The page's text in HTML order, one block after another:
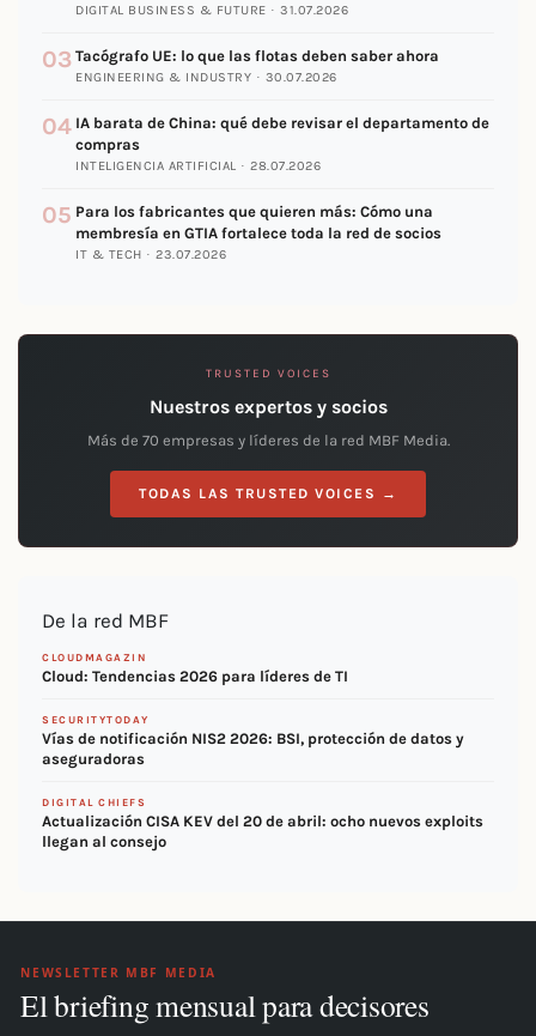
DIGITAL BUSINESS & FUTURE · 31.07.2026
03 Tacógrafo UE: lo que las flotas deben saber ahora
ENGINEERING & INDUSTRY · 30.07.2026
04 IA barata de China: qué debe revisar el departamento de
compras
INTELIGENCIA ARTIFICIAL · 28.07.2026
05 Para los fabricantes que quieren más: Cómo una
membresía en GTIA fortalece toda la red de socios
IT & TECH · 23.07.2026
TRUSTED VOICES
Nuestros expertos y socios
Más de 70 empresas y líderes de la red MBF Media.
TODAS LAS TRUSTED VOICES →
De la red MBF
CLOUDMAGAZIN
Cloud: Tendencias 2026 para líderes de TI
SECURITYTODAY
Vías de notificación NIS2 2026: BSI, protección de datos y
aseguradoras
DIGITAL CHIEFS
Actualización CISA KEV del 20 de abril: ocho nuevos exploits
llegan al consejo
NEWSLETTER MBF MEDIA
El briefing mensual para decisores